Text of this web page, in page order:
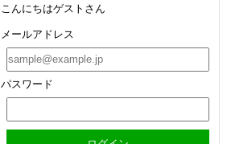
こんにちはゲストさん
メールアドレス
パスワード